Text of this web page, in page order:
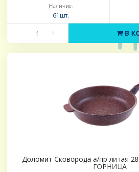
Наличие:
61шт.
- + В
Доломит Сковорода а/пр литая
ГОРНИЦА